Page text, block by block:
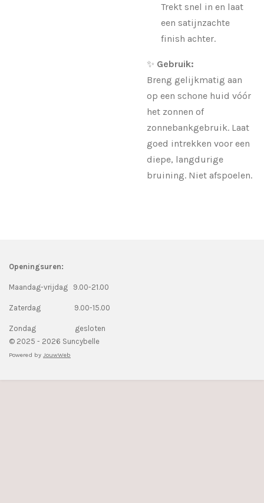
Trekt snel in en laat
een satijnzachte
finish achter.
✨ Gebruik:
Breng gelijkmatig aan
op een schone huid vóór
het zonnen of
zonnebankgebruik. Laat
goed intrekken voor een
diepe, langdurige
bruining. Niet afspoelen.
Openingsuren:
Maandag-vrijdag 9.00-21.00
Zaterdag 9.00-15.00
Zondag gesloten
© 2025 - 2026 Suncybelle
Powered by JouwWeb